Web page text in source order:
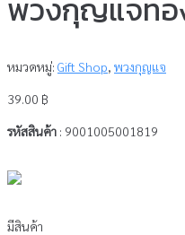
พวงกุญแจทอ
หมวดหมู่: Gift Shop, พวงกุญแจ
39.00 ฿
รหัสสินค้า : 9001005001819
มีสินค้า